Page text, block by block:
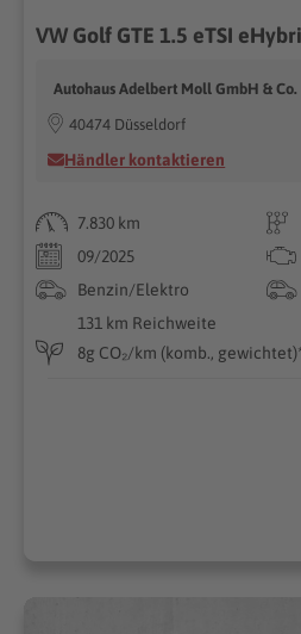
Autohaus Adelbert Moll GmbH & Co.
40474 Düsseldorf
Händler kontaktieren
7.830 km
09/2025
Benzin/Elektro
131 km Reichweite
8g CO₂/km (komb.,